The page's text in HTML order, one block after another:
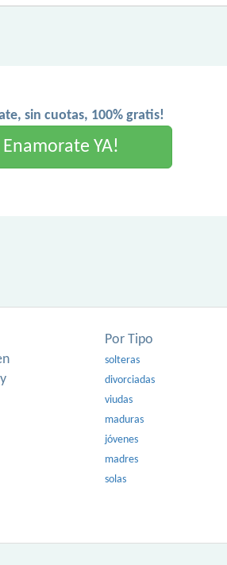
sin cuotas, 100% gratis!
Enamorate YA!
Por Tipo
solteras
divorciadas
viudas
maduras
jóvenes
madres
solas